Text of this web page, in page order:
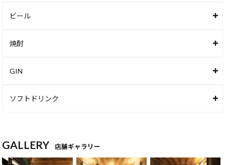
ビール
焼酎
GIN
ソフトドリンク
GALLERY 店舗ギャラリー